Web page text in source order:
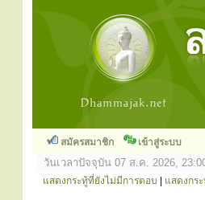
สมัครสมาชิก เข้าสู่ระบบ
วันเวลาปัจจุบัน 07 ส.ค. 2026,
แสดงกระทู้ที่ยังไม่มีการตอบ แสดงกร